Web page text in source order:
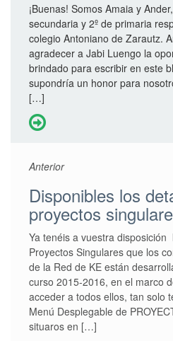
¡Buenas! Somos Amaia y
secundaria y 2º de primaria
colegio Antoniano de Zarautz.
agradecer a Jabi Luengo la
brindado para escribir en este
supondría un honor para
[…]
Anterior
Disponibles los
proyectos
Ya tenéis a vuestra disposición
Proyectos Singulares que los
de la Red de KE están
curso 2015-2016, en el marco
acceder a todos ellos, tan solo
Menú Desplegable de
situaros en […]